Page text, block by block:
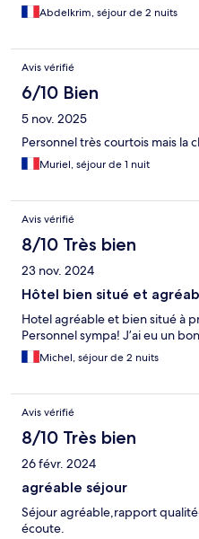
Abdelkrim, séjour de 2 nuits
Avis vérifié
6/10 Bien
5 nov. 2025
Personnel très courtois mais la
Muriel, séjour de 1 nuit
Avis vérifié
8/10 Très bien
23 nov. 2024
Hôtel bien situé et
Hotel agréable et bien situé à
Personnel sympa! J’ai eu un
Michel, séjour de 2 nuits
Avis vérifié
8/10 Très bien
26 févr. 2024
agréable séjour
Séjour agréable,rapport
écoute.